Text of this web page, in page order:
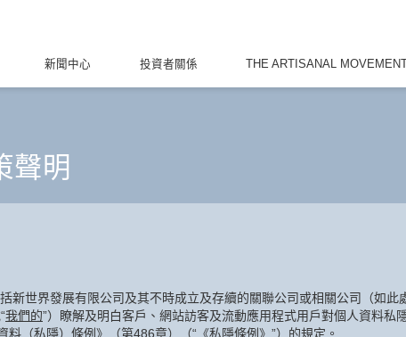
新聞中心 投資者關係 THE ARTISANAL MOVEMENT
聲明
新世界發展有限公司及其不時成立及存續的關聯公司或相關公司（如此
我們的”）瞭解及明白客戶、網站訪客及流動應用程式用戶對個人資料
料（私隱）條例》（第486章）（“ 《私隱條例》 ”）的規定。